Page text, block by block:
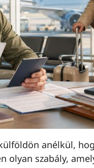
anélkül,
olyan szabály,